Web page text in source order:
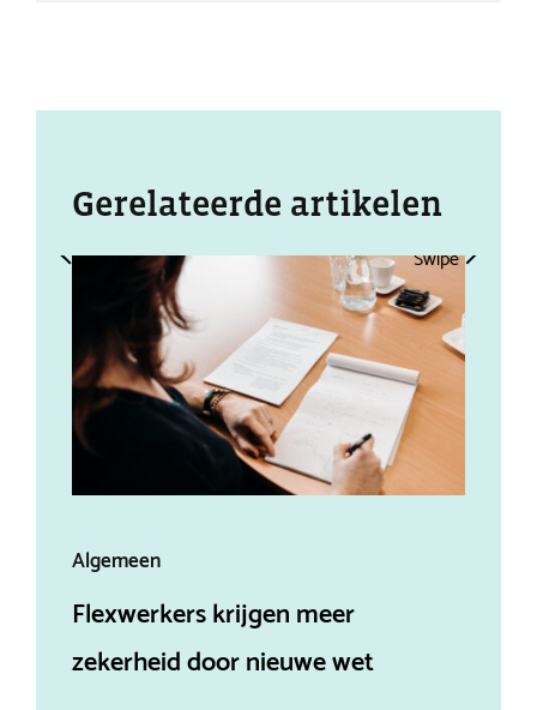
Gerelateerde artikelen
Algemeen
Flexwerkers krijgen meer
zekerheid door nieuwe wet
Swipe Swipe